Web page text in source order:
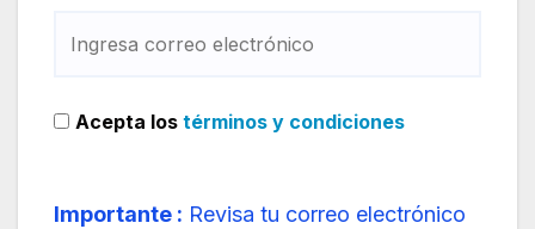
Acepta los términos y condiciones
Importante : Revisa tu correo electrónico